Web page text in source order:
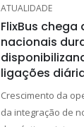
ATUALIDADE
FlixBus chega
nacionais
ligações
Crescimento da
da integração de